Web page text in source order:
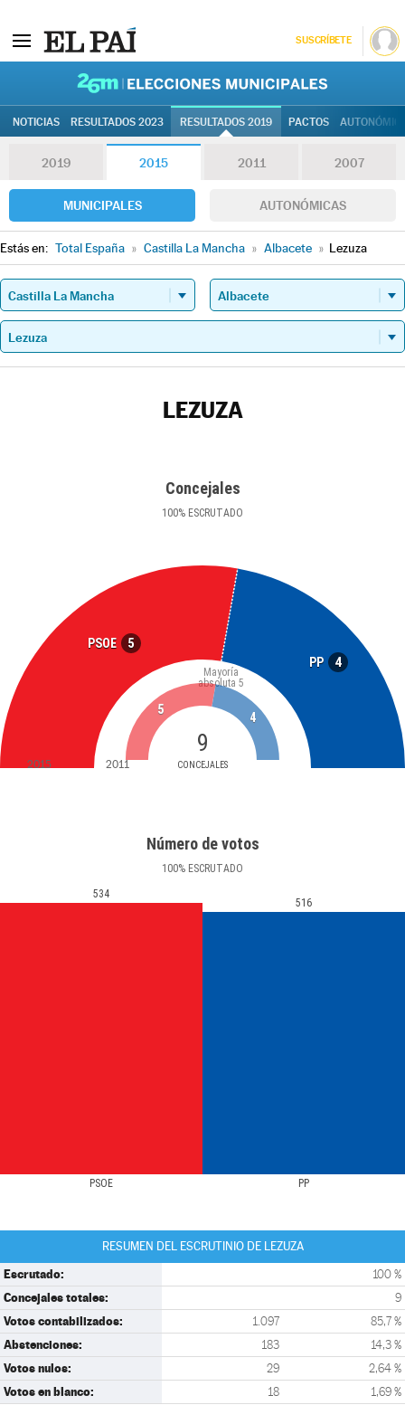
SUSCRÍBETE
NOTICIAS RESULTADOS 2023 RESULTADOS 2019 PACTOS
2019 2015 2011 2007
MUNICIPALES AUTONÓMICAS
Estás en: Total España » Castilla La Mancha » Albacete » Lezuza
LEZUZA
Concejales
100% ESCRUTADO
PSOE 5
PP 4
9
CONCEJALES
Mayoría
absoluta 5
5
4
2015 2011
Número de votos
100% ESCRUTADO
PSOE PP
534
516
RESUMEN DEL ESCRUTINIO DE LEZUZA
Escrutado: 100 %
Concejales totales: 9
Votos contabilizados: 1.097 85,7 %
Abstenciones: 183 14,3 %
Votos nulos: 29 2,64 %
Votos en blanco: 18 1,69 %